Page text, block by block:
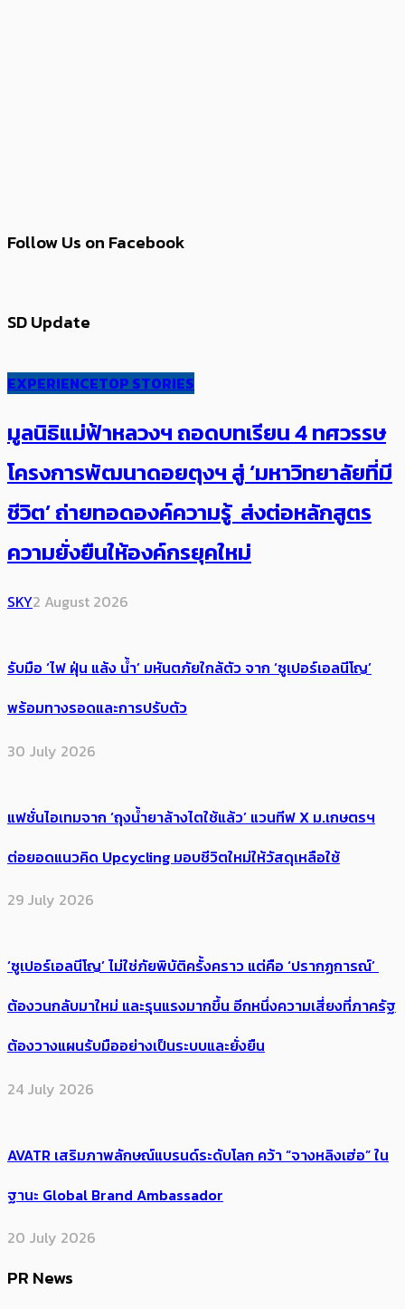
Follow Us on Facebook
SD Update
EXPERIENCETOP STORIES
มูลนิธิแม่ฟ้าหลวงฯ ถอดบทเรียน 4 ทศวรรษ
โครงการพัฒนาดอยตุงฯ สู่ ‘มหาวิทยาลัยที่มี
ชีวิต’ ถ่ายทอดองค์ความรู้ ส่งต่อหลักสูตร
ความยั่งยืนให้องค์กรยุคใหม่
SKY2 August 2026
รับมือ ‘ไฟ ฝุ่น แล้ง น้ำ’ มหันตภัยใกล้ตัว จาก ‘ซูเปอร์เอลนีโญ’
พร้อมทางรอดและการปรับตัว
30 July 2026
แฟชั่นไอเทมจาก ‘ถุงน้ำยาล้างไตใช้แล้ว’ แวนทีฟ X ม.เกษตรฯ
ต่อยอดแนวคิด Upcycling มอบชีวิตใหม่ให้วัสดุเหลือใช้
29 July 2026
‘ซูเปอร์เอลนีโญ’ ไม่ใช่ภัยพิบัติครั้งคราว แต่คือ ‘ปรากฏการณ์’ ​
ต้อง​วนกลับมาใหม่ และรุนแรงมากขึ้น อีกหนึ่งความเสี่ยงที่ภาครัฐ
ต้องวางแผนรับมืออย่างเป็นระบบและยั่งยืน
24 July 2026
AVATR เสริมภาพลักษณ์แบรนด์ระดับโลก คว้า “จางหลิงเฮ่อ” ใน
ฐานะ Global Brand Ambassador
20 July 2026
PR News